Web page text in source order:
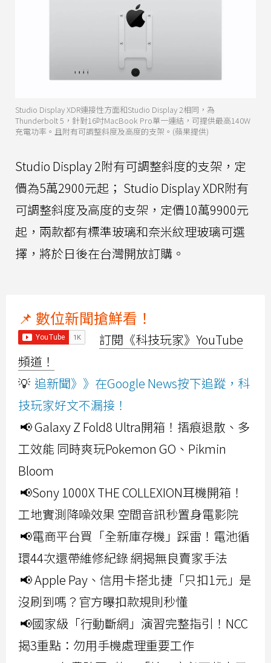
Studio Display XDR連接性方面和Studio Display 2相同，為
Thunderbolt 5，針對16吋MacBook Pro單一連結，可提供最高140W
充電功率。且附有可調整斜度及高度的支架。(蘋果提供)
Studio Display 2附有可調整斜度的支架，定
價為5萬2900元起； Studio Display XDR附有
可調整斜度及高度的支架，定價10萬9900元
起，兩款都有標準玻璃和奈米紋理玻璃可選
擇，將於日後在台灣開放訂購。
📌 數位新聞搶鮮看！
訂閱《科技玩家》YouTube
頻道！
💡 追新聞》》在Google News按下追蹤，科
技玩家好文不漏接！
📢 Galaxy Z Fold8 Ultra開箱！摺痕退散、多
工效能 同時爽玩Pokemon GO、Pikmin
Bloom
📢Sony 1000X THE COLLEXION耳機開箱！
工地實測降噪效果 空間音訊秒置身電影院
📢電商平台買「全新庫存機」踩雷！電池循
環44次還帶維修紀錄 網揭無良賣家手法
📢 Apple Pay、信用卡搭北捷「只扣1元」是
沒刷到嗎？官方曝扣款規則秒懂
📢國家級「行動斷網」演習完整指引！NCC
揭3重點：勿用手機處理重要工作